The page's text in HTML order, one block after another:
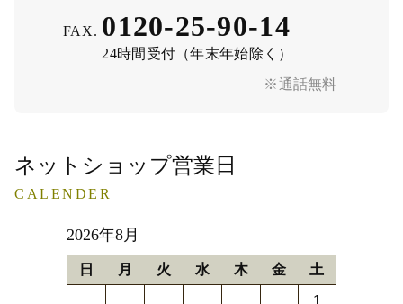
※通話無料
FAX. 0120-25-90-14
24時間受付（年末年始除く）
ネットショップ営業日
CALENDER
2026年8月
日 月 火 水 木 金 土